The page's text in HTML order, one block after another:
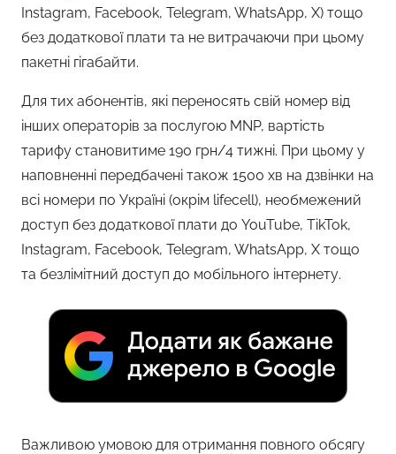
Instagram, Facebook, Telegram, WhatsApp, Х) тощо
без додаткової плати та не витрачаючи при цьому
пакетні гігабайти.
Для тих абонентів, які переносять свій номер від
інших операторів за послугою MNP, вартість
тарифу становитиме 190 грн/4 тижні. При цьому у
наповненні передбачені також 1500 хв на дзвінки на
всі номери по Україні (окрім lifecell), необмежений
доступ без додаткової плати до YouTube, TikTok,
Instagram, Facebook, Telegram, WhatsApp, Х тощо
та безлімітний доступ до мобільного інтернету.
Важливою умовою для отримання повного обсягу